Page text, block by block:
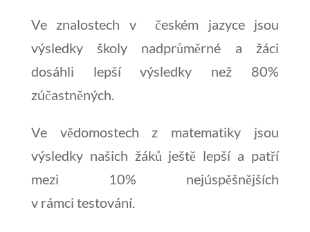
Ve znalostech v českém jazyce jsou
výsledky školy nadprůměrné a žáci
dosáhli lepší výsledky než 80%
zúčastněných.
Ve vědomostech z matematiky jsou
výsledky našich žáků ještě lepší a patří
mezi 10% nejúspěšnějších
v rámci testování.